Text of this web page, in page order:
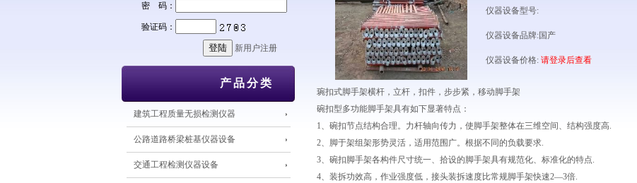
密 码：
验证码：
新用户注册
产品分类
建筑工程质量无损检测仪器
公路道路桥梁桩基仪器设备
交通工程检测仪器设备
仪器设备型号:
仪器设备品牌:国产
仪器设备价格: 请登录后查看
琬扣式脚手架横杆，立杆，扣件，步步紧，移动脚手架
碗扣型多功能脚手架具有如下显著特点：
1、碗扣节点结构合理。力杆轴向传力，使脚手架整体在三维空间、结构强度高.
2、脚于架组架形势灵活，适用范围广。根据不同的负载要求.
3、碗扣脚手架各构件尺寸统一、拾设的脚手架具有规范化、标准化的特点.
4、装拆功效高，作业强度低，接头装拆速度比常规脚手架快速2—3倍.